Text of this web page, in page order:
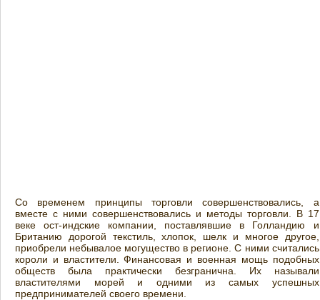
Со временем принципы торговли совершенствовались, а
вместе с ними совершенствовались и методы торговли. В 17
веке ост-индские компании, поставлявшие в Голландию и
Британию дорогой текстиль, хлопок, шелк и многое другое,
приобрели небывалое могущество в регионе. С ними считались
короли и властители. Финансовая и военная мощь подобных
обществ была практически безгранична. Их называли
властителями морей и одними из самых успешных
предпринимателей своего времени.